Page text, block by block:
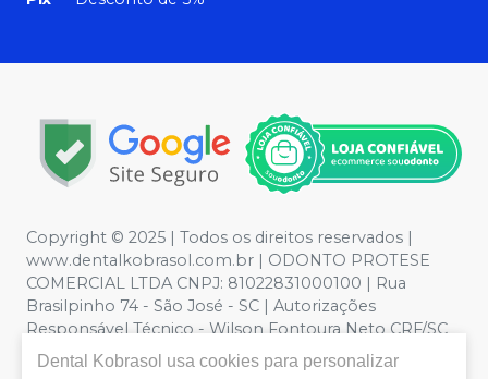
Copyright © 2025 | Todos os direitos reservados |
www.dentalkobrasol.com.br | ODONTO PROTESE
COMERCIAL LTDA CNPJ: 81022831000100 | Rua
Brasilpinho 74 - São José - SC | Autorizações
Responsável Técnico - Wilson Fontoura Neto CRF/SC
12450 | Política de Privacidade e Segurança - Fotos
meramente ilustrativas - Os preços e condições da loja
Dental Kobrasol usa cookies para personalizar